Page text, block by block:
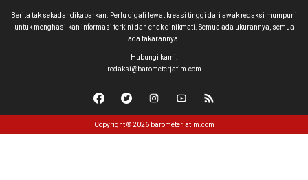
Berita tak sekadar dikabarkan. Perlu digali lewat kreasi tinggi dari awak redaksi mumpuni
untuk menghasilkan informasi terkini dan enak dinikmati. Semua ada ukurannya, semua
ada takarannya.
Hubungi kami:
redaksi@barometerjatim.com
Copyright © 2026 barometerjatim.com